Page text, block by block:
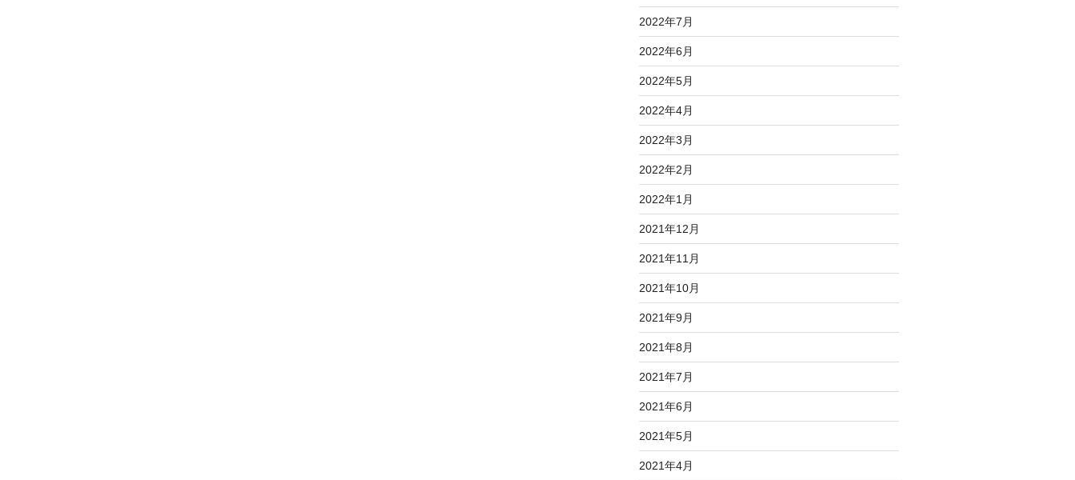
2022年7月
2022年6月
2022年5月
2022年4月
2022年3月
2022年2月
2022年1月
2021年12月
2021年11月
2021年10月
2021年9月
2021年8月
2021年7月
2021年6月
2021年5月
2021年4月